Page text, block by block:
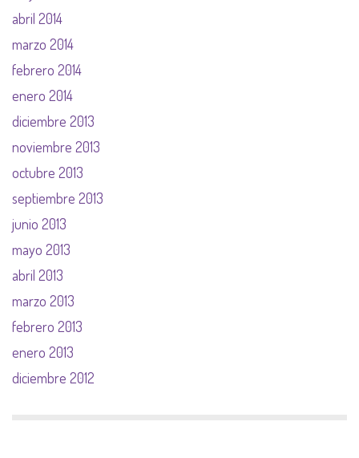
abril 2014
marzo 2014
febrero 2014
enero 2014
diciembre 2013
noviembre 2013
octubre 2013
septiembre 2013
junio 2013
mayo 2013
abril 2013
marzo 2013
febrero 2013
enero 2013
diciembre 2012